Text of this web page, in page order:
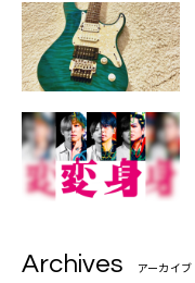
Archives アーカイブ